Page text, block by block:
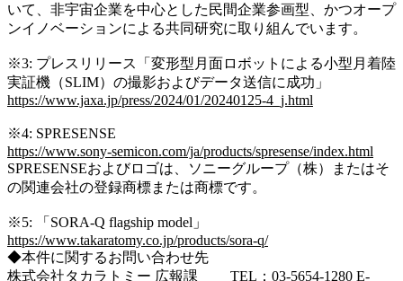
いて、非宇宙企業を中心とした民間企業参画型、かつオープ
ンイノベーションによる共同研究に取り組んでいます。
※3: プレスリリース「変形型月面ロボットによる小型月着陸
実証機（SLIM）の撮影およびデータ送信に成功」
https://www.jaxa.jp/press/2024/01/20240125-4_j.html
※4: SPRESENSE
https://www.sony-semicon.com/ja/products/spresense/index.html
SPRESENSEおよびロゴは、ソニーグループ（株）またはそ
の関連会社の登録商標または商標です。
※5: 「SORA-Q flagship model」
https://www.takaratomy.co.jp/products/sora-q/
◆本件に関するお問い合わせ先
株式会社タカラトミー 広報課 TEL：03-5654-1280 E-